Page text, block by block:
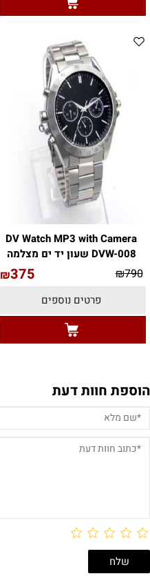
DV Watch MP3 with Camera
DVW-008 שעון יד ים מצלמה
₪790
₪375
פרטים נוספים
הוספת חוות דעת